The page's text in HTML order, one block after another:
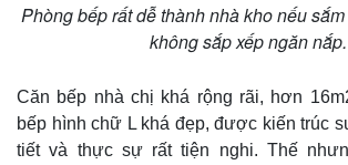
Phòng bếp rất dễ thành nhà kho nếu
không sắp xếp ngăn nắp.
Căn bếp nhà chị khá rộng rãi, hơn
bếp hình chữ L khá đẹp, được kiến trúc
tiết và thực sự rất tiện nghi. Thế